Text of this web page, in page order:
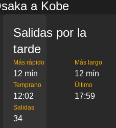
a Kobe
Salidas por la
tarde
Más rápido
12 mín
Más largo
12 mín
Temprano
12:02
Último
17:59
Salidas
34